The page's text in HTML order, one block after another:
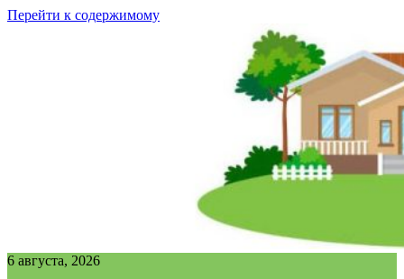
Перейти к содержимому
6 августа, 2026